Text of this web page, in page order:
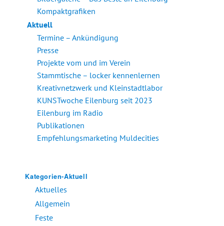
Kompaktgrafiken
Aktuell
Termine – Ankündigung
Presse
Projekte vom und im Verein
Stammtische – locker kennenlernen
Kreativnetzwerk und Kleinstadtlabor
KUNSTwoche Eilenburg seit 2023
Eilenburg im Radio
Publikationen
Empfehlungsmarketing Muldecities
Kategorien-Aktuell
Aktuelles
Allgemein
Feste